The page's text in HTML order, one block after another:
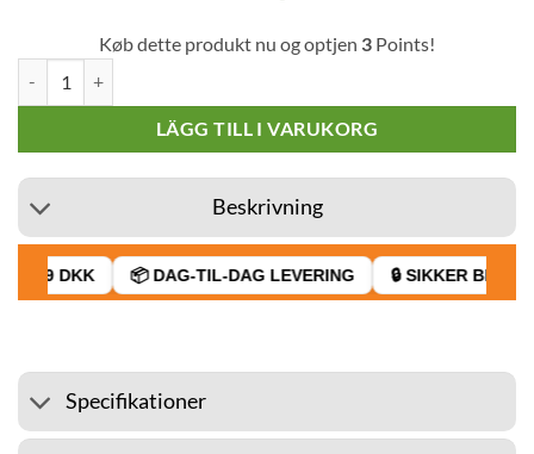
Køb dette produkt nu og optjen 3 Points!
LÄGG TILL I VARUKORG
Beskrivning
39 DKK 📦 DAG-TIL-DAG LEVERING 🔒 SIKKER
Specifikationer